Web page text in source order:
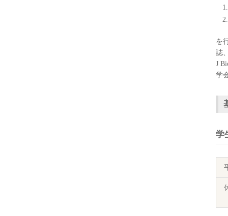
を
誌
J
学
学